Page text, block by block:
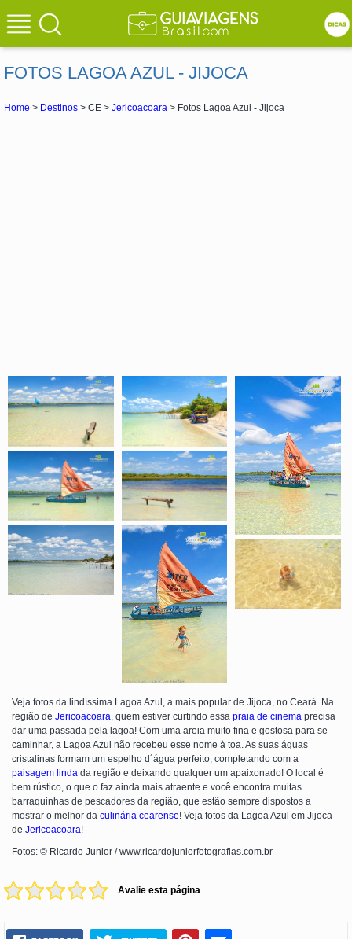
FOTOS LAGOA AZUL - JIJOCA
Home > Destinos > CE > Jericoacoara > Fotos Lagoa Azul - Jijoca
Veja fotos da lindíssima Lagoa Azul, a mais popular de Jijoca, no Ceará. Na
região de Jericoacoara, quem estiver curtindo essa praia de cinema precisa
dar uma passada pela lagoa! Com uma areia muito fina e gostosa para se
caminhar, a Lagoa Azul não recebeu esse nome à toa. As suas águas
cristalinas formam um espelho d´água perfeito, completando com a
paisagem linda da região e deixando qualquer um apaixonado! O local é
bem rústico, o que o faz ainda mais atraente e você encontra muitas
barraquinhas de pescadores da região, que estão sempre dispostos a
mostrar o melhor da culinária cearense! Veja fotos da Lagoa Azul em Jijoca
de Jericoacoara!
Fotos: © Ricardo Junior / www.ricardojuniorfotografias.com.br
Avalie esta página